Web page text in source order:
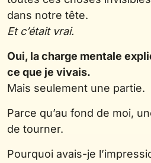
dans notre tête.
Et c’était vrai.
Oui, la charge mentale
ce que je vivais.
Mais seulement une partie.
Parce qu’au fond de moi,
de tourner.
Pourquoi avais-je